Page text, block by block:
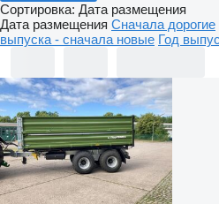
Сортировка: Дата размещения
Дата размещения Сначала дорогие
выпуска - сначала новые Год